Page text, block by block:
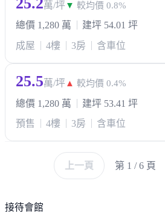
萬/坪▼ 較均價 0.8%
總價 1,280 萬
建坪 54.01 坪
成屋
4樓 3房 含車位
25.5萬/坪▲ 較均價 0.4%
總價 1,280 萬
建坪 53.41 坪
預售
4樓 3房 含車位
上一頁 第 1 / 6 頁
接待會館